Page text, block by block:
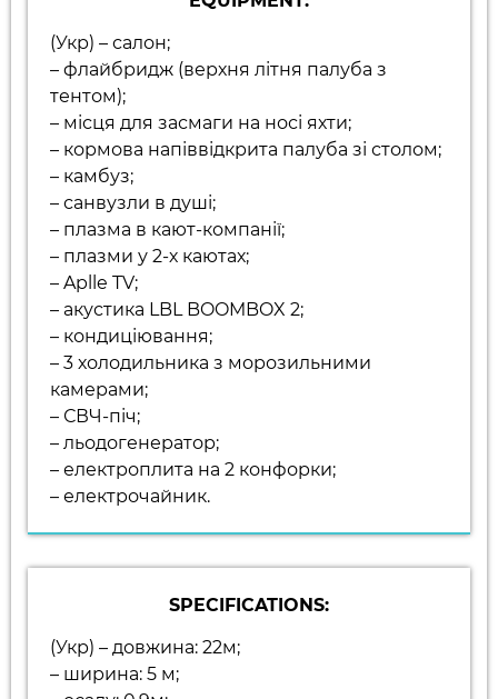
(Укр) – салон;
– флайбридж (верхня літня палуба з
тентом);
– місця для засмаги на носі яхти;
– кормова напіввідкрита палуба зі столом;
– камбуз;
– санвузли в душі;
– плазма в кают-компанії;
– плазми у 2-х каютах;
– Aplle TV;
– акустика LBL BOOMBOX 2;
– кондиціювання;
– 3 холодильника з морозильними
камерами;
– СВЧ-піч;
– льодогенератор;
– електроплита на 2 конфорки;
– електрочайник.
SPECIFICATIONS:
(Укр) – довжина: 22м;
– ширина: 5 м;